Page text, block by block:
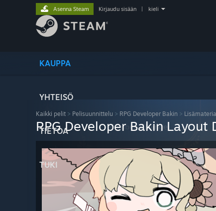
KAUPPA
YHTEISÖ
TIETOA
TUKI
Asenna Steam Kirjaudu sisään kieli
Kaikki pelit > Pelisuunnittelu > RPG Developer Bakin >
RPG Developer Bakin Layout